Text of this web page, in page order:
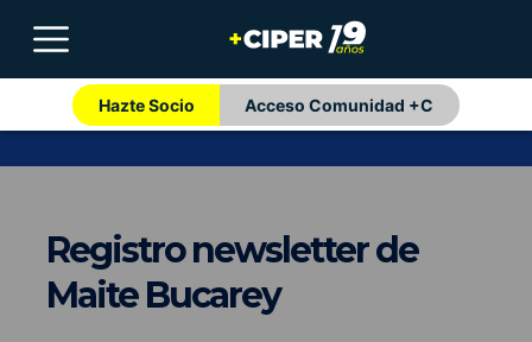
Hazte Socio Acceso Comunidad +C
Registro newsletter de
Maite Bucarey